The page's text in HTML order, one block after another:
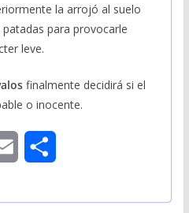
la arrojó al suelo
para provocarle
leve.
finalmente decidirá si el
o inocente.